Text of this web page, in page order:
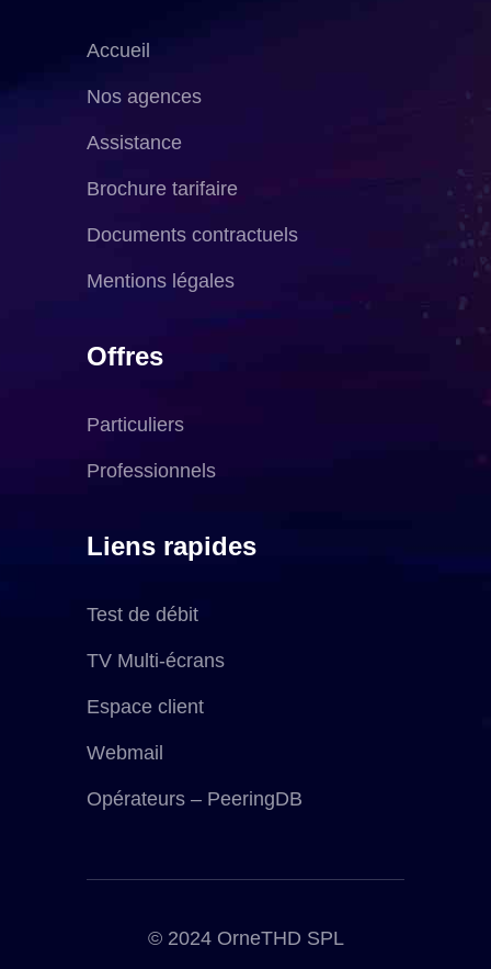
Accueil
Nos agences
Assistance
Brochure tarifaire
Documents contractuels
Mentions légales
Offres
Particuliers
Professionnels
Liens rapides
Test de débit
TV Multi-écrans
Espace client
Webmail
Opérateurs – PeeringDB
© 2024 OrneTHD SPL